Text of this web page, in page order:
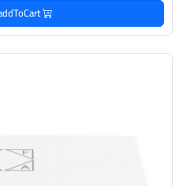
productList.addToCart